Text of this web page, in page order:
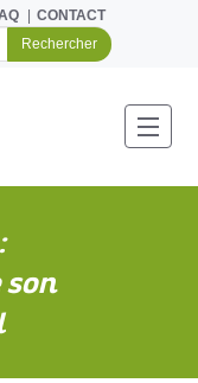
CONTACT
son